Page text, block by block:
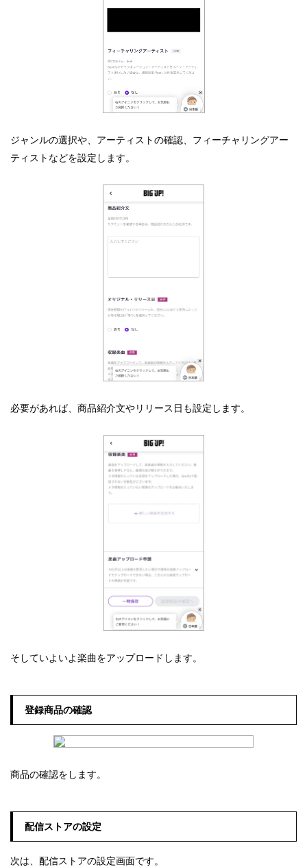
ジャンルの選択や、アーティストの確認、フィーチャリングアー
ティストなどを設定します。
必要があれば、商品紹介文やリリース日も設定します。
そしていよいよ楽曲をアップロードします。
登録商品の確認
商品の確認をします。
配信ストアの設定
次は、配信ストアの設定画面です。